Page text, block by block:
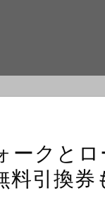
ークと
料引換券